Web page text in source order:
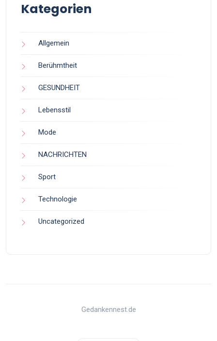
Kategorien
Allgemein
Berühmtheit
GESUNDHEIT
Lebensstil
Mode
NACHRICHTEN
Sport
Technologie
Uncategorized
Gedankennest.de